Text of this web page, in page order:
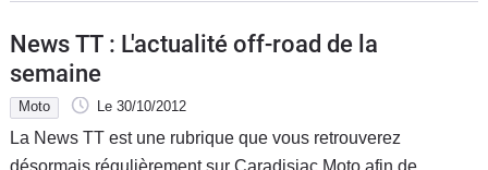
News TT : L'actualité off-road de la
semaine
Moto Le 30/10/2012
La News TT est une rubrique que vous retrouverez
désormais régulièrement sur Caradisiac Moto afin de